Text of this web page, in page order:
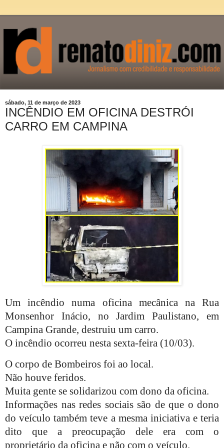
sábado, 11 de março de 2023
INCÊNDIO EM OFICINA DESTRÓI
CARRO EM CAMPINA
Um incêndio numa oficina mecânica na Rua
Monsenhor Inácio, no Jardim Paulistano, em
Campina Grande, destruiu um carro.
O incêndio ocorreu nesta sexta-feira (10/03).
O corpo de Bombeiros foi ao local.
Não houve feridos.
Muita gente se solidarizou com dono da oficina.
Informações nas redes sociais são de que o dono
do veículo também teve a mesma iniciativa e teria
dito que a preocupação dele era com o
proprietário da oficina e não com o veículo.